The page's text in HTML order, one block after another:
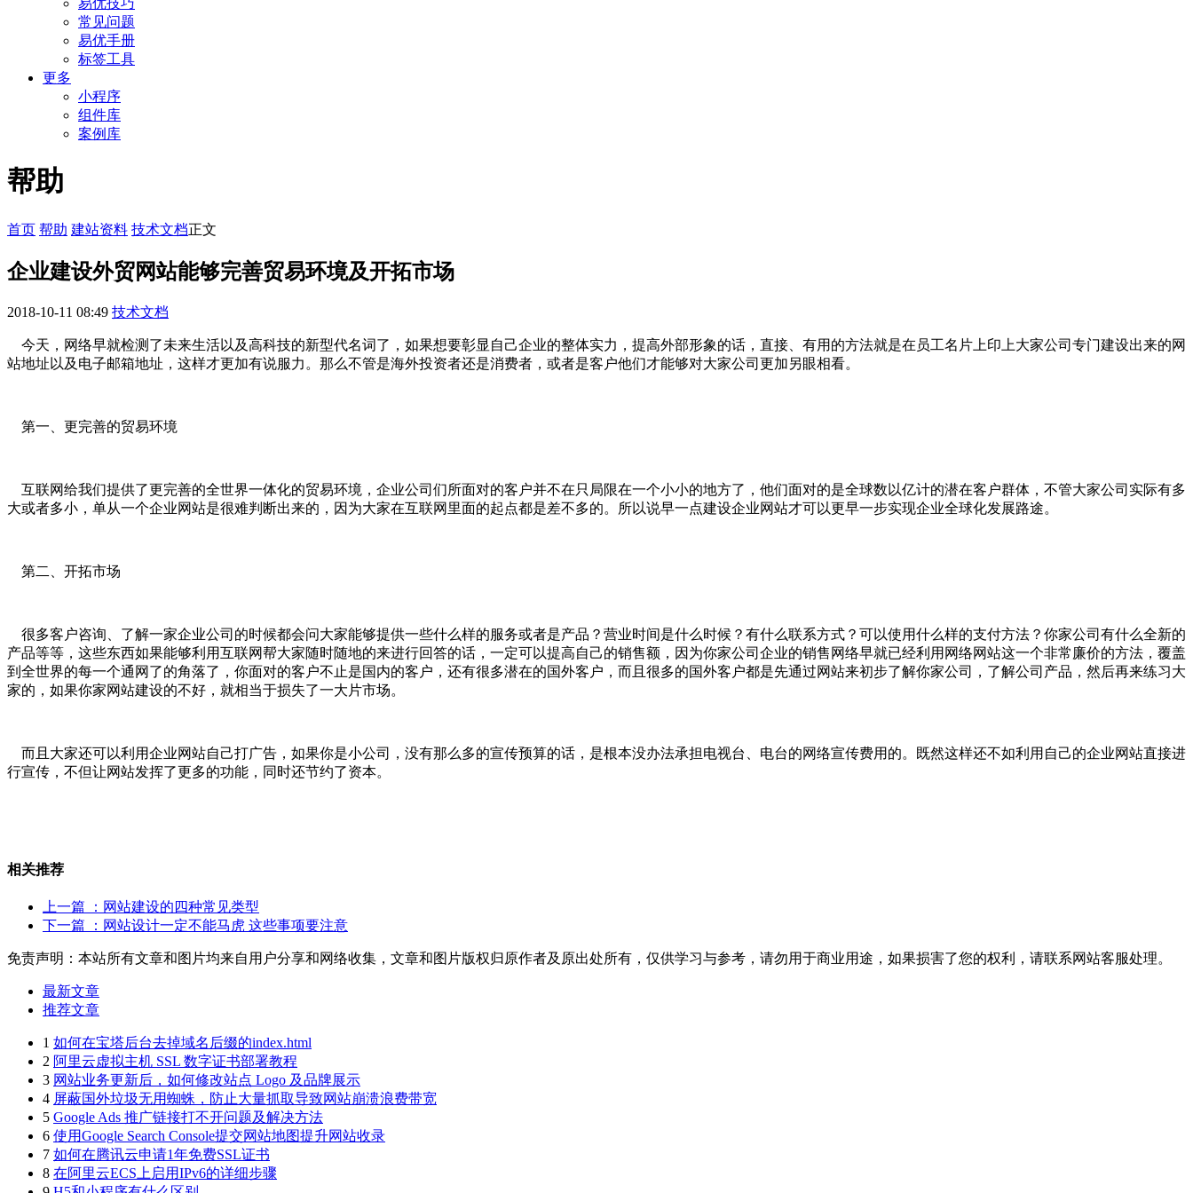
易优技巧
常见问题
易优手册
标签工具
更多
小程序
组件库
案例库
帮助
首页 帮助 建站资料 技术文档正文
企业建设外贸网站能够完善贸易环境及开拓市场
2018-10-11 08:49 技术文档
今天，网络早就检测了未来生活以及高科技的新型代名词了，如果想要彰显自己企业的整体实力，提高外部形象的话，直接、有用的方法就是在员工名片上印上大家公司专门建设出来的网
站地址以及电子邮箱地址，这样才更加有说服力。那么不管是海外投资者还是消费者，或者是客户他们才能够对大家公司更加另眼相看。
第一、更完善的贸易环境
互联网给我们提供了更完善的全世界一体化的贸易环境，企业公司们所面对的客户并不在只局限在一个小小的地方了，他们面对的是全球数以亿计的潜在客户群体，不管大家公司实际有多
大或者多小，单从一个企业网站是很难判断出来的，因为大家在互联网里面的起点都是差不多的。所以说早一点建设企业网站才可以更早一步实现企业全球化发展路途。
第二、开拓市场
很多客户咨询、了解一家企业公司的时候都会问大家能够提供一些什么样的服务或者是产品？营业时间是什么时候？有什么联系方式？可以使用什么样的支付方法？你家公司有什么全新的
产品等等，这些东西如果能够利用互联网帮大家随时随地的来进行回答的话，一定可以提高自己的销售额，因为你家公司企业的销售网络早就已经利用网络网站这一个非常廉价的方法，覆盖
到全世界的每一个通网了的角落了，你面对的客户不止是国内的客户，还有很多潜在的国外客户，而且很多的国外客户都是先通过网站来初步了解你家公司，了解公司产品，然后再来练习大
家的，如果你家网站建设的不好，就相当于损失了一大片市场。
而且大家还可以利用企业网站自己打广告，如果你是小公司，没有那么多的宣传预算的话，是根本没办法承担电视台、电台的网络宣传费用的。既然这样还不如利用自己的企业网站直接进
行宣传，不但让网站发挥了更多的功能，同时还节约了资本。
相关推荐
上一篇
：网站建设的四种常见类型
下一篇
：网站设计一定不能马虎 这些事项要注意
免责声明：本站所有文章和图片均来自用户分享和网络收集，文章和图片版权归原作者及原出处所有，仅供学习与参考，请勿用于商业用途，如果损害了您的权利，请联系网站客服处理。
最新文章
推荐文章
1 如何在宝塔后台去掉域名后缀的index.html
2 阿里云虚拟主机 SSL 数字证书部署教程
3 网站业务更新后，如何修改站点 Logo 及品牌展示
4 屏蔽国外垃圾无用蜘蛛，防止大量抓取导致网站崩溃浪费带宽
5 Google Ads 推广链接打不开问题及解决方法
6 使用Google Search Console提交网站地图提升网站收录
7 如何在腾讯云申请1年免费SSL证书
8 在阿里云ECS上启用IPv6的详细步骤